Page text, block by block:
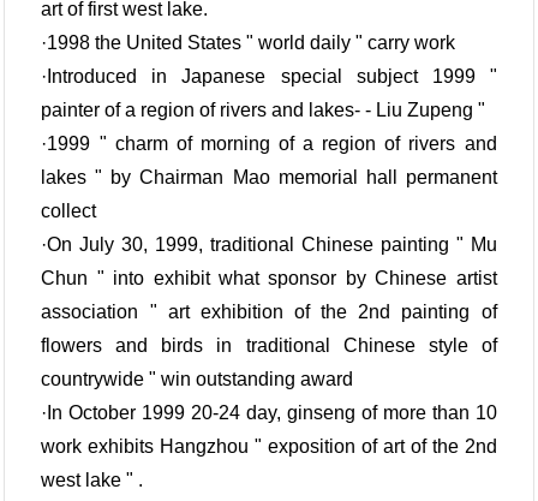
art of first west lake.
·1998 the United States " world daily " carry work
·Introduced in Japanese special subject 1999 "
painter of a region of rivers and lakes- - Liu Zupeng "
·1999 " charm of morning of a region of rivers and
lakes " by Chairman Mao memorial hall permanent
collect
·On July 30, 1999, traditional Chinese painting " Mu
Chun " into exhibit what sponsor by Chinese artist
association " art exhibition of the 2nd painting of
flowers and birds in traditional Chinese style of
countrywide " win outstanding award
·In October 1999 20-24 day, ginseng of more than 10
work exhibits Hangzhou " exposition of art of the 2nd
west lake " .